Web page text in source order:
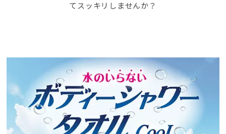
てスッキリしませんか？